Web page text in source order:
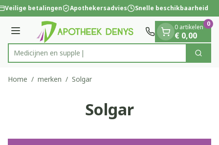
Ga naar de inhoud
1 van 1
Veilige betalingen Apothekersadvies Snelle beschikbaarheid
Menu
Product, merk, categorie... Zoek
0 artikelen
€ 0,00
0
Home / merken / Solgar
Solgar